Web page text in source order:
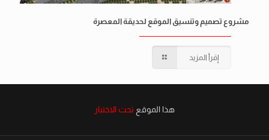
مشروع تصميم وتنسيق الموقع لحديقة المعصرة
إقرأ المزيد
هذا الموقع تحت الاختبار